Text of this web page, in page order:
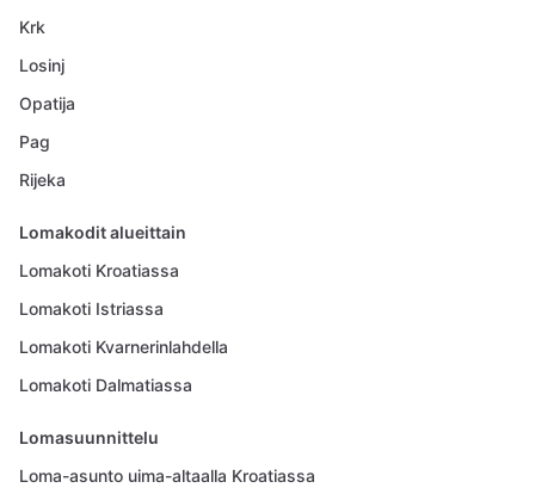
Krk
Losinj
Opatija
Pag
Rijeka
Lomakodit alueittain
Lomakoti Kroatiassa
Lomakoti Istriassa
Lomakoti Kvarnerinlahdella
Lomakoti Dalmatiassa
Lomasuunnittelu
Loma-asunto uima-altaalla Kroatiassa